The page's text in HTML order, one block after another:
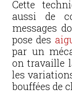
Cette
aussi de
messages
pose des
par un
on travaille
les
bouffées de